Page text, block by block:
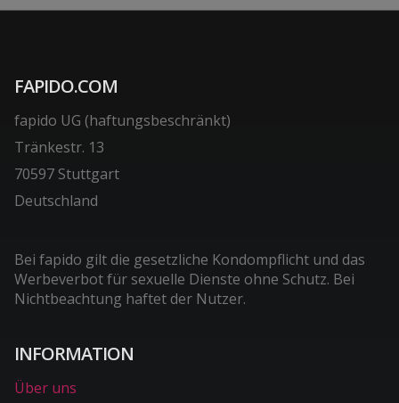
FAPIDO.COM
fapido UG (haftungsbeschränkt)
Tränkestr. 13
70597 Stuttgart
Deutschland
Bei fapido gilt die gesetzliche Kondompflicht und das
Werbeverbot für sexuelle Dienste ohne Schutz. Bei
Nichtbeachtung haftet der Nutzer.
INFORMATION
Über uns